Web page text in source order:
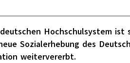
Hochschulsystem
Sozialerhebung des
weitervererbt.